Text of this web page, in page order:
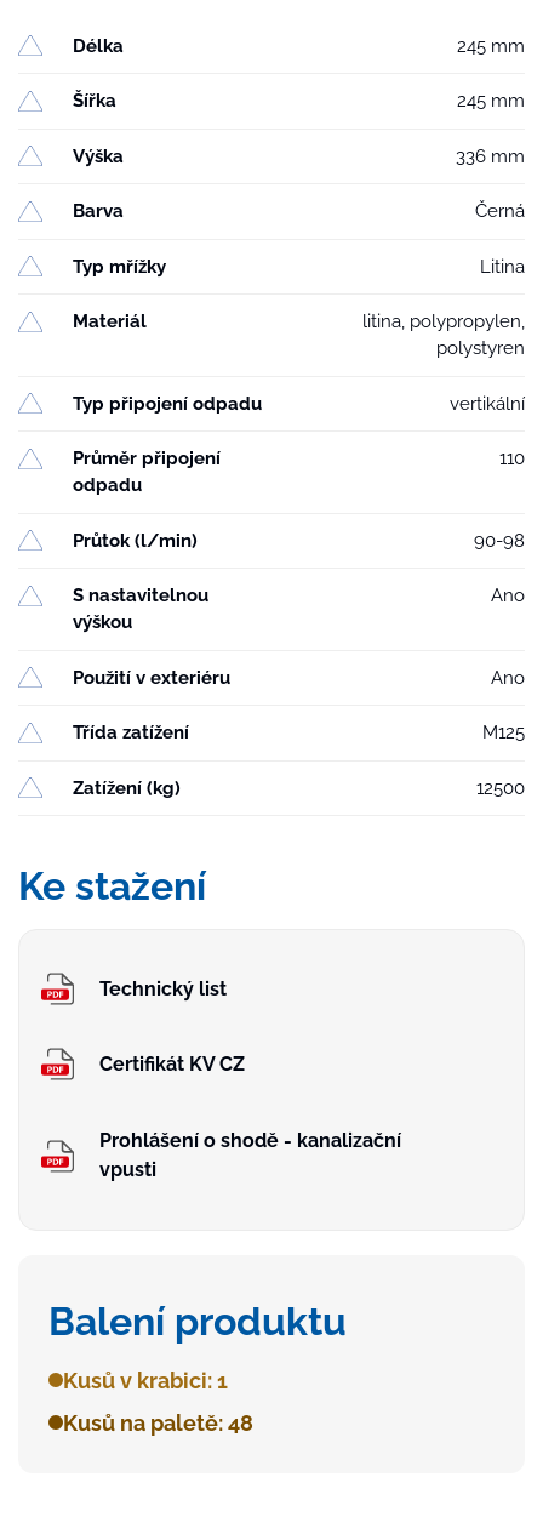
SUN
množství
Délka 245 mm
Šířka 245 mm
Výška 336 mm
Barva Černá
Typ mřížky Litina
Materiál
litina, polypropylen,
polystyren
Typ připojení odpadu vertikální
Průměr připojení
odpadu
110
Průtok (l/min) 90-98
S nastavitelnou
výškou
Ano
Použití v exteriéru Ano
Třída zatížení M125
Zatížení (kg) 12500
Ke stažení
Technický list
Certifikát KV CZ
Prohlášení o shodě - kanalizační
vpusti
Balení produktu
Kusů v krabici: 1
Kusů na paletě: 48